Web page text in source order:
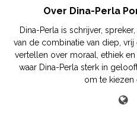
Over Dina-Perla
Dina-Perla is schrijver,
van de combinatie van diep,
vertellen over moraal, ethiek
waar Dina-Perla sterk in
om te kiezen